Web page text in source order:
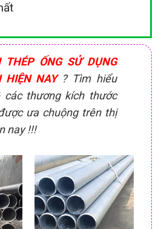
THÉP ỐNG SỬ DỤNG
HIỆN NAY? Tìm hiểu
thương kích thước
ưa chuộng trên thị
nay !!!